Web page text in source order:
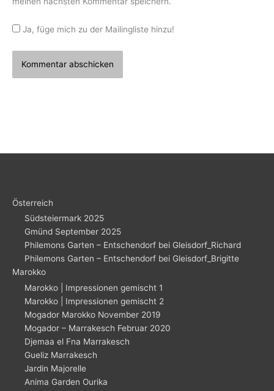
Ja, füge mich zu der Mailingliste hinzu!
Österreich
Südsteiermark 2025
Gmünd September 2025
Philemons Garten – Entschendorf bei Gleisdorf_Richard
Philemons Garten – Entschendorf bei Gleisdorf_Brigitte
Marokko
Marokko | Impressionen gemischt 1
Marokko | Impressionen gemischt 2
Mogador Marokko November 2019
Mogador – Marrakesch Februar 2020
Djemaa el Fna Marrakesch
Gueliz Marrakesch
Jardin Majorelle
Anima Garden Ourika